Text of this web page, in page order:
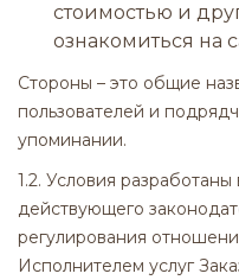
стоимостью и
ознакомиться на
Стороны – это общие
пользователей и
упоминании.
1.2. Условия
действующего
регулирования
Исполнителем услуг